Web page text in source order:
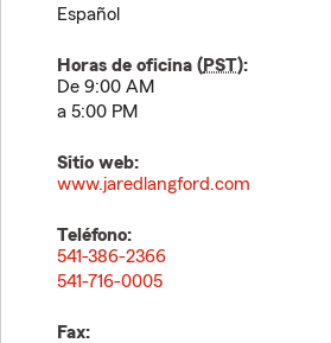
Español
Horas de oficina (PST):
De 9:00 AM
a 5:00 PM
Sitio web:
www.jaredlangford.com
Teléfono:
541-386-2366
541-716-0005
Fax: